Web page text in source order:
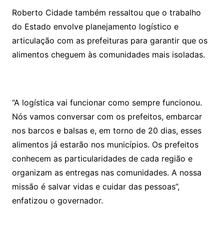
Roberto Cidade também ressaltou que o trabalho
do Estado envolve planejamento logístico e
articulação com as prefeituras para garantir que os
alimentos cheguem às comunidades mais isoladas.
“A logística vai funcionar como sempre funcionou.
Nós vamos conversar com os prefeitos, embarcar
nos barcos e balsas e, em torno de 20 dias, esses
alimentos já estarão nos municípios. Os prefeitos
conhecem as particularidades de cada região e
organizam as entregas nas comunidades. A nossa
missão é salvar vidas e cuidar das pessoas”,
enfatizou o governador.